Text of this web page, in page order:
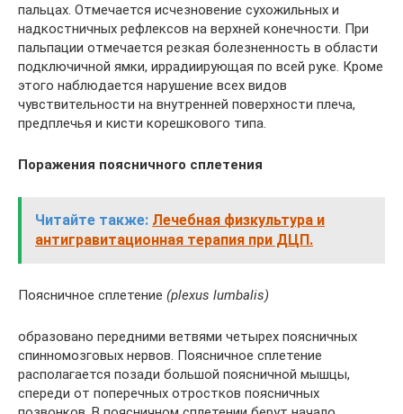
пальцах. Отмечается исчезновение сухожильных и
надкостничных рефлексов на верхней конечности. При
пальпации отмечается резкая болезненность в области
подключичной ямки, иррадиирующая по всей руке. Кроме
этого наблюдается нарушение всех видов
чувствительности на внутренней поверхности плеча,
предплечья и кисти корешкового типа.
Поражения поясничного сплетения
Читайте также: Лечебная физкультура и
антигравитационная терапия при ДЦП.
Поясничное сплетение (plexus lumbalis)
образовано передними ветвями четырех поясничных
спинномозговых нервов. Поясничное сплетение
располагается позади большой поясничной мышцы,
спереди от поперечных отростков поясничных